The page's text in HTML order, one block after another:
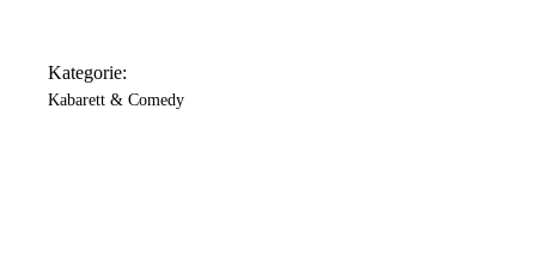
Kategorie:
Kabarett & Comedy